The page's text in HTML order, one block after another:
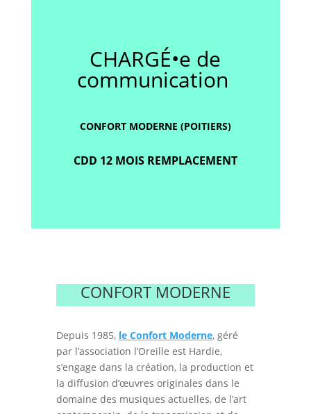
CHARGÉ•e de
communication
CONFORT MODERNE (POITIERS)
CDD 12 MOIS REMPLACEMENT
CONFORT MODERNE
Depuis 1985, le Confort Moderne, géré
par l’association l’Oreille est Hardie,
s’engage dans la création, la production et
la diffusion d’œuvres originales dans le
domaine des musiques actuelles, de l’art